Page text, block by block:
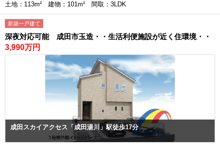
土地：113m² 建物：101m² 間取：3LDK
新築一戸建て
深夜対応可能 成田市玉造・・生活利便施設が近く住環境・・
3,990万円
成田スカイアクセス「成田湯川」駅徒歩17分